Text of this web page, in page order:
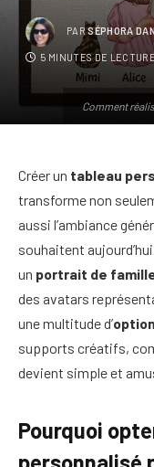
Comment
PARSÉPHORA
5 MINUTES DE
Créer un tableau
transforme non
aussi l’ambiance
souhaitent
un portrait de
des avatars
une multitude d’
supports créatifs,
devient simple et
Pourquoi